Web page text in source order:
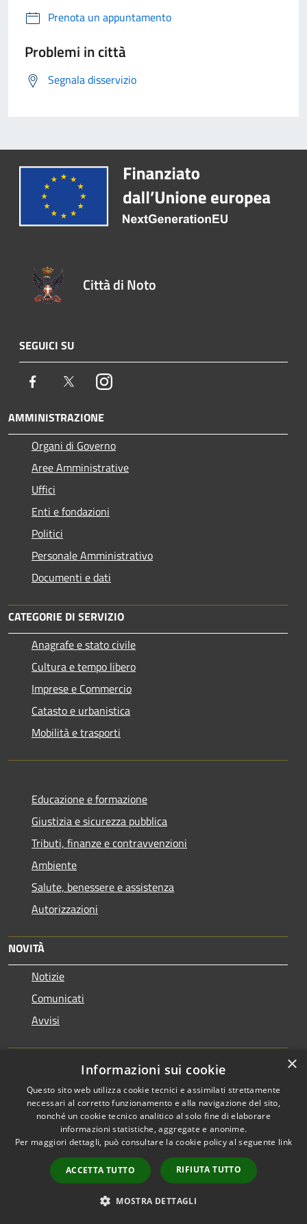
Prenota un appuntamento
Problemi in città
Segnala disservizio
Città di Noto
SEGUICI SU
Facebook TwitterInstagram
AMMINISTRAZIONE
Organi di Governo
Aree Amministrative
Uffici
Enti e fondazioni
Politici
Personale Amministrativo
Documenti e dati
CATEGORIE DI SERVIZIO
Anagrafe e stato civile
Cultura e tempo libero
Imprese e Commercio
Catasto e urbanistica
Mobilità e trasporti
Educazione e formazione
Giustizia e sicurezza pubblica
Tributi, finanze e contravvenzioni
Ambiente
Salute, benessere e assistenza
Autorizzazioni
NOVITÀ
Notizie
Comunicati
Avvisi
VIVERE IL COMUNE
Eventi
CONTATTI
Comune di Noto
Piazza Municipio, 1, 96017 Noto SR
×
Informazioni sui cookie
Questo sito web utilizza cookie tecnici e assimilati strettamente
necessari al corretto funzionamento e alla navigazione del sito,
nonché un cookie tecnico analitico al solo fine di elaborare
informazioni statistiche, aggregate e anonime.
Per maggiori dettagli, può consultare la cookie policy al seguente link
ACCETTA TUTTO RIFIUTA TUTTO
MOSTRA DETTAGLI